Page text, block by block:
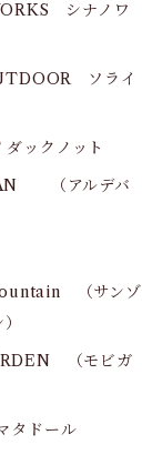
シナノワ
ソライ
ックノット
（アルデバ
（サンゾ
（モビガ
ドール